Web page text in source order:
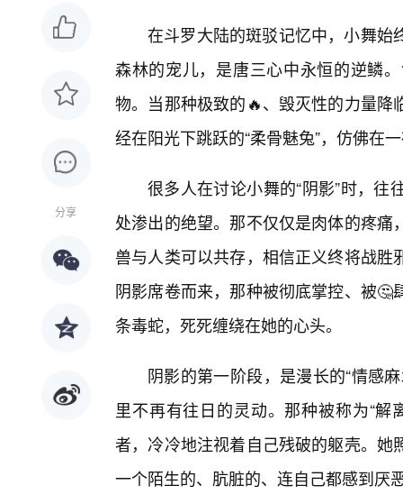
分享
在斗罗大陆的斑驳记忆中，小舞始
森林的宠儿，是唐三心中永恒的逆鳞
物。当那种极致的🔥、毁灭性的力量
经在阳光下跳跃的“柔骨魅兔”，仿佛在
很多人在讨论小舞的“阴影”时，
处渗出的绝望。那不仅仅是肉体的疼
兽与人类可以共存，相信正义终将战
阴影席卷而来，那种被彻底掌控、被
条毒蛇，死死缠绕在她的心头。
阴影的第一阶段，是漫长的“情感
里不再有往日的灵动。那种被称为“
者，冷冷地注视着自己残破的躯壳。
一个陌生的、肮脏的、连自己都感到厌